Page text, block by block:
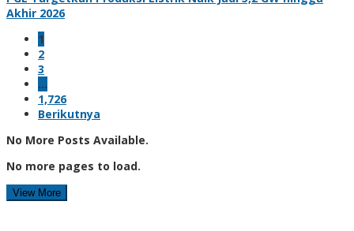
Akhir 2026
1
2
3
…
1,726
Berikutnya
No More Posts Available.
No more pages to load.
View More